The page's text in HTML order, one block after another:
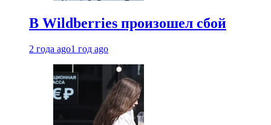
В Wildberries произошел сбой
2 года ago1 год ago